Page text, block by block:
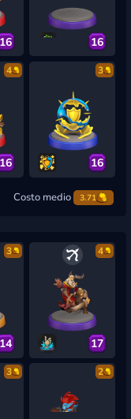
16
4 3
16
Costo medio 3.71
3 4
17
3 2